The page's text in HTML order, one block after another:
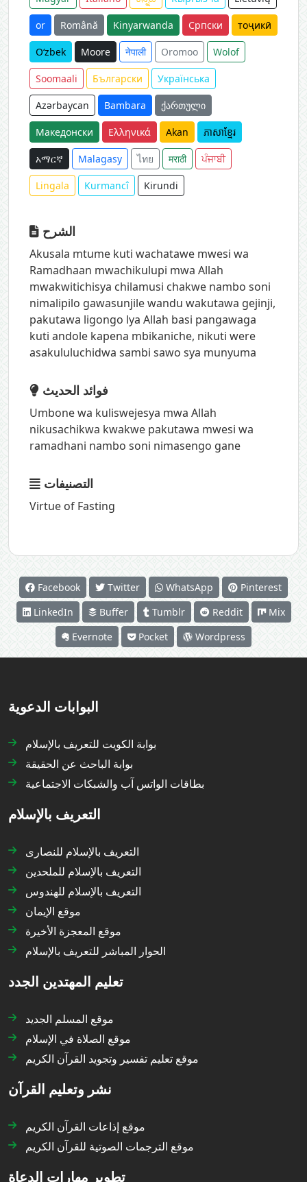
or Română Kinyarwanda Српски тоҷикӣ
O‘zbek Moore नेपाली Oromoo Wolof
Soomaali Български Українська
Azərbaycan Bambara ქართული
Македонски Ελληνικά Akan ភាសាខ្មែរ
አማርኛ Malagasy ไทย मराठी ਪੰਜਾਬੀ
Lingala Kurmancî Kirundi
الشرح
Akusala mtume kuti wachatawe mwesi wa
Ramadhaan mwachikulupi mwa Allah
mwakwitichisya chilamusi chakwe nambo soni
nimalipilo gawasunjile wandu wakutawa gejinji,
pakutawa ligongo lya Allah basi pangawaga
kuti andole kapena mbikaniche, nikuti were
asakululuchidwa sambi sawo sya munyuma
فوائد الحديث
Umbone wa kuliswejesya mwa Allah
nikusachikwa kwakwe pakutawa mwesi wa
ramadhani nambo soni nimasengo gane
التصنيفات
Virtue of Fasting
Facebook Twitter WhatsApp
Pinterest
LinkedIn
Buffer Tumblr Reddit
Mix
Evernote
Pocket Wordpress
البوابات الدعوية
بوابة الكويت للتعريف بالإسلام
بوابة الباحث عن الحقيقة
بطاقات الواتس آب والشبكات الاجتماعية
التعريف بالإسلام
التعريف بالإسلام للنصارى
التعريف بالإسلام للملحدين
التعريف بالإسلام للهندوس
موقع الإيمان
موقع المعجزة الأخيرة
الحوار المباشر للتعريف بالإسلام
تعليم المهتدين الجدد
موقع المسلم الجديد
موقع الصلاة في الإسلام
موقع تعليم تفسير وتجويد القرآن الكريم
نشر وتعليم القرآن
موقع إذاعات القرآن الكريم
موقع الترجمات الصوتية للقرآن الكريم
تطوير مهارات الدعاة